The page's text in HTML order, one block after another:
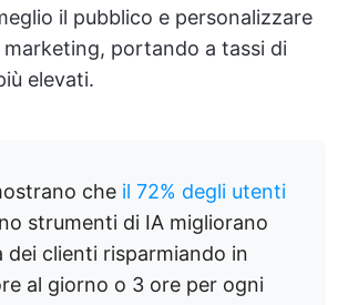
il pubblico e personalizzare
marketing, portando a tassi di
elevati.
che il 72% degli utenti
strumenti di IA migliorano
dei clienti risparmiando in
al giorno o 3 ore per ogni